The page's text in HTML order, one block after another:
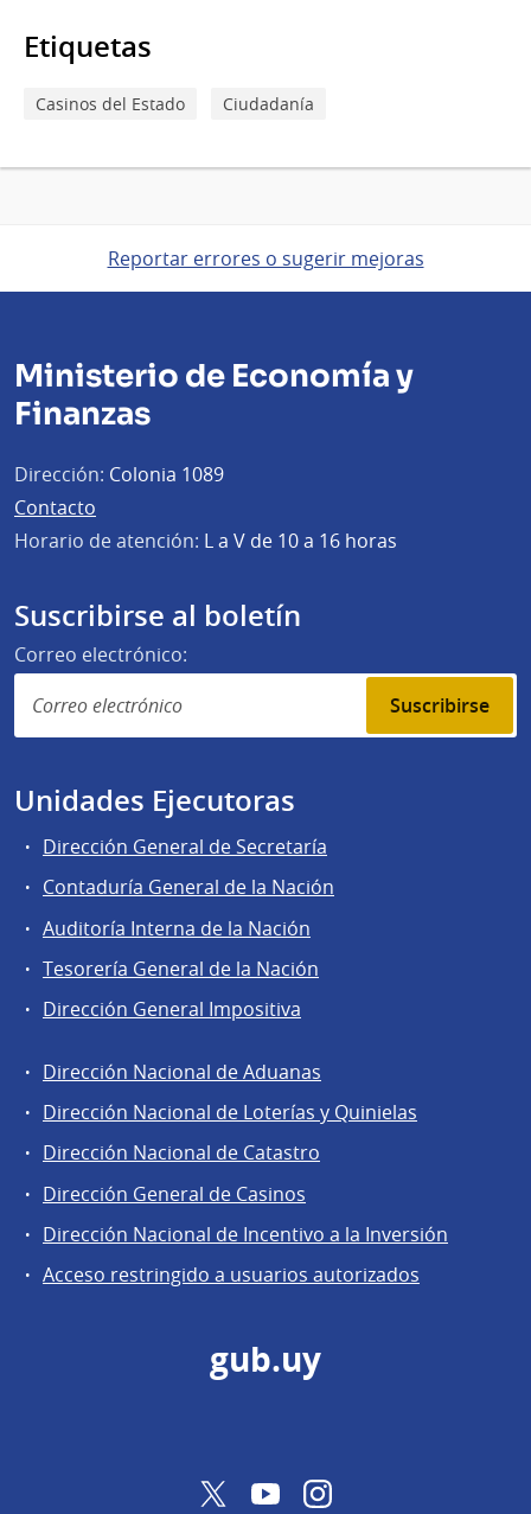
Etiquetas
Casinos del Estado Ciudadanía
Reportar errores o sugerir mejoras
Ministerio de Economía y
Finanzas
Dirección: Colonia 1089
Contacto
Horario de atención: L a V de 10 a 16 horas
Suscribirse al boletín
Correo electrónico:
Suscribirse
Unidades Ejecutoras
Dirección General de Secretaría
Contaduría General de la Nación
Auditoría Interna de la Nación
Tesorería General de la Nación
Dirección General Impositiva
Áreas
de
la
Dirección
General
de
Secretaría
Dirección Nacional de Aduanas
Dirección Nacional de Loterías y Quinielas
Dirección Nacional de Catastro
Dirección General de Casinos
Dirección Nacional de Incentivo a la Inversión
Acceso restringido a usuarios autorizados
gub.uy
TwitterYouTubeInstagram